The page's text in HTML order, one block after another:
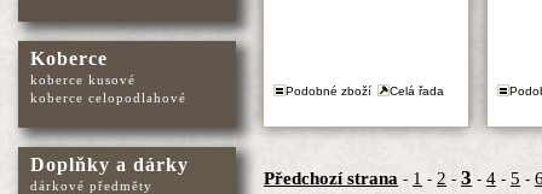
Podobné zboží Celá řada
Předchozí strana- 1 - 2 - 3 - 4- 5 -
Koberce
koberce kusové
koberce celopodlahové
Doplňky a dárky
dárkové předměty